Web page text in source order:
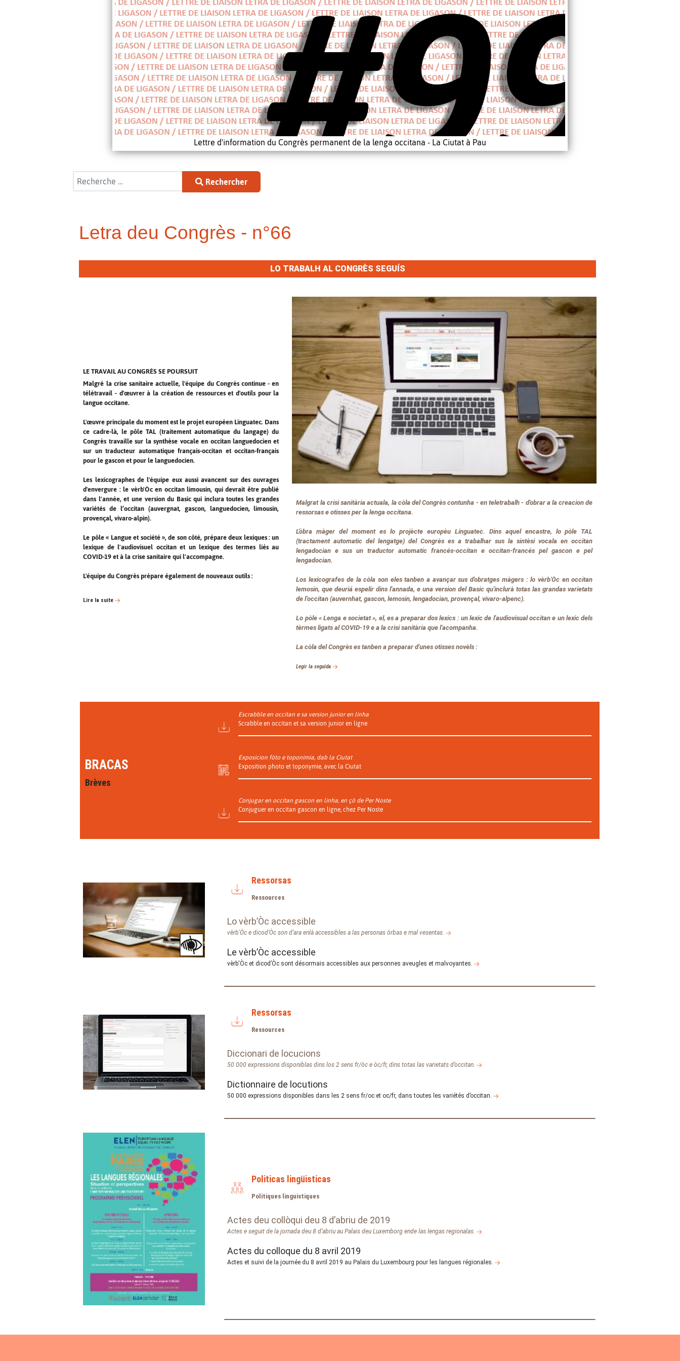
Lettre d'information du Congrès permanent de la lenga occitana - La Ciutat à Pau
Rechercher
Rechercher
Letra deu Congrès - n°66
LO TRABALH AL CONGRÈS SEGUÍS
LE TRAVAIL AU CONGRÈS SE POURSUIT
Malgré la crise sanitaire actuelle, l'équipe du Congrès continue - en
télétravail - d'œuvrer à la création de ressources et d'outils pour la
langue occitane.
L'œuvre principale du moment est le projet européen Linguatec. Dans
ce cadre-là, le pôle TAL (traitement automatique du langage) du
Congrès travaille sur la synthèse vocale en occitan languedocien et
sur un traducteur automatique français-occitan et occitan-français
pour le gascon et pour le languedocien.
Les lexicographes de l'équipe eux aussi avancent sur des ouvrages
d'envergure : le vèrb'Òc en occitan limousin, qui devrait être publié
dans l'année, et une version du Basic qui inclura toutes les grandes
variétés de l’occitan (auvergnat, gascon, languedocien, limousin,
provençal, vivaro-alpin).
Le pôle « Langue et société », de son côté, prépare deux lexiques : un
lexique de l'audiovisuel occitan et un lexique des termes liés au
COVID-19 et à la crise sanitaire qui l'accompagne.
L'équipe du Congrès prépare également de nouveaux outils :
Lire la suite
Malgrat la crisi sanitària actuala, la còla del Congrès contunha - en teletrabalh - d'obrar a la creacion de
ressorsas e otisses per la lenga occitana.
L'òbra màger del moment es lo projècte europèu Linguatec. Dins aquel encastre, lo pòle TAL
(tractament automatic del lengatge) del Congrès es a trabalhar sus la sintèsi vocala en occitan
lengadocian e sus un traductor automatic francés-occitan e occitan-francés pel gascon e pel
lengadocian.
Los lexicografes de la còla son eles tanben a avançar sus d'obratges màgers : lo vèrb'Òc en occitan
lemosin, que deuriá espelir dins l'annada, e una version del Basic qu'inclurà totas las grandas varietats
de l’occitan (auvernhat, gascon, lemosin, lengadocian, provençal, vivaro-alpenc).
Lo pòle « Lenga e societat », el, es a preparar dos lexics : un lexic de l'audiovisual occitan e un lexic dels
tèrmes ligats al COVID-19 e a la crisi sanitària que l'acompanha.
La còla del Congrès es tanben a preparar d'unes otisses novèls :
Legir la seguida
BRACAS
Brèves
Escrabble en occitan e sa version junior en linha
Scrabble en occitan et sa version junior en ligne
Exposicion fòto e toponimia, dab la Ciutat
Exposition photo et toponymie, avec la Ciutat
Conjugar en occitan gascon en linha, en çò de Per Noste
Conjuguer en occitan gascon en ligne, chez Per Noste
Ressorsas
Ressources
Lo vèrb’Òc accessible
vèrb'Òc e dicod’Òc son d’ara enlà accessibles a las personas òrbas e mal vesentas.
Le vèrb’Òc accessible
vèrb'Òc et dicod’Òc sont désormais accessibles aux personnes aveugles et malvoyantes.
Ressorsas
Ressources
Diccionari de locucions
50 000 expressions disponiblas dins los 2 sens fr/òc e òc/fr, dins totas las varietats d’occitan.
Dictionnaire de locutions
50 000 expressions disponibles dans les 2 sens fr/oc et oc/fr, dans toutes les variétés d’occitan.
Politicas lingüisticas
Politiques linguistiques
Actes deu collòqui deu 8 d’abriu de 2019
Actes e seguit de la jornada deu 8 d’abriu au Palais deu Luxemborg ende las lengas regionalas.
Actes du colloque du 8 avril 2019
Actes et suivi de la journée du 8 avril 2019 au Palais du Luxembourg pour les langues régionales.